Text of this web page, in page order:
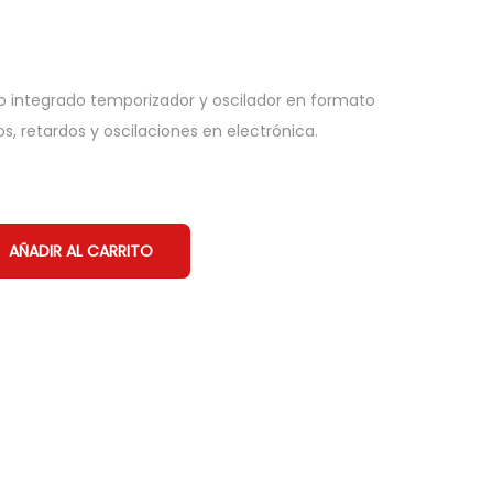
integrado temporizador y oscilador en formato
retardos y oscilaciones en electrónica.
AÑADIR AL CARRITO